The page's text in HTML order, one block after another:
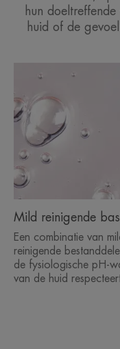
hun
huid of de
Mild reinigende
Een combinatie van
reinigende
de fysiologische pH-
van de huid